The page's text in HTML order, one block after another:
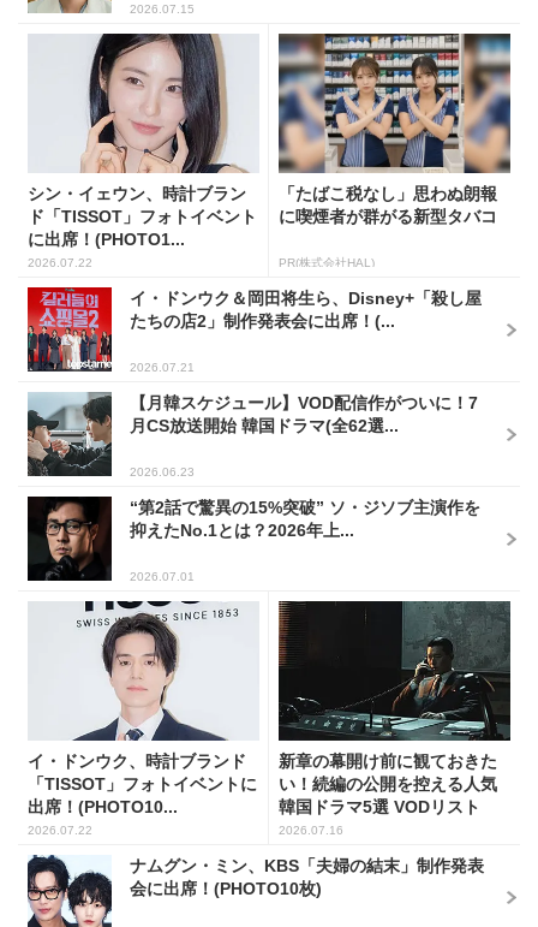
2026.07.15
シン・イェウン、時計ブラン
ド「TISSOT」フォトイベント
に出席！(PHOTO1...
2026.07.22
「たばこ税なし」思わぬ朗報
に喫煙者が群がる新型タバコ
PR(株式会社HAL)
イ・ドンウク＆岡田将生ら、Disney+「殺し屋
たちの店2」制作発表会に出席！(...
2026.07.21
【月韓スケジュール】VOD配信作がついに！7
月CS放送開始 韓国ドラマ(全62選...
2026.06.23
“第2話で驚異の15%突破” ソ・ジソブ主演作を
抑えたNo.1とは？2026年上...
2026.07.01
イ・ドンウク、時計ブランド
「TISSOT」フォトイベントに
出席！(PHOTO10...
2026.07.22
新章の幕開け前に観ておきた
い！続編の公開を控える人気
韓国ドラマ5選 VODリスト
2026.07.16
ナムグン・ミン、KBS「夫婦の結末」制作発表
会に出席！(PHOTO10枚)